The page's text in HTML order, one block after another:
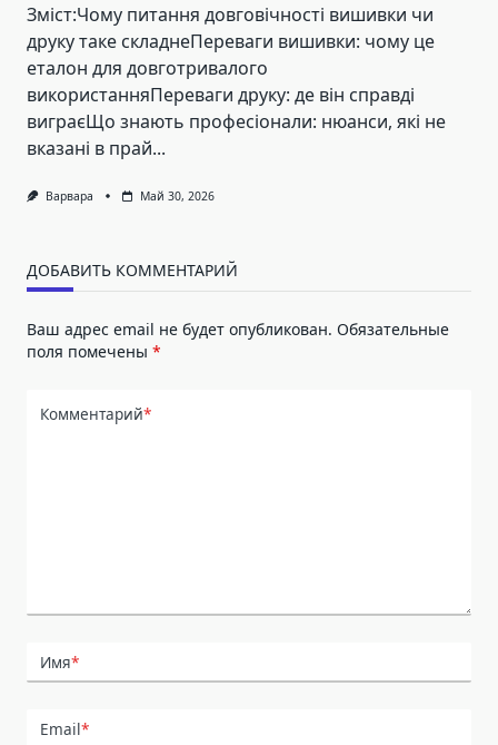
Зміст:Чому питання довговічності вишивки чи
друку таке складнеПереваги вишивки: чому це
еталон для довготривалого
використанняПереваги друку: де він справді
виграєЩо знають професіонали: нюанси, які не
вказані в прай...
Варвара Май 30, 2026
ДОБАВИТЬ КОММЕНТАРИЙ
Ваш адрес email не будет опубликован. Обязательные
поля помечены *
Комментарий*
Имя*
Email*